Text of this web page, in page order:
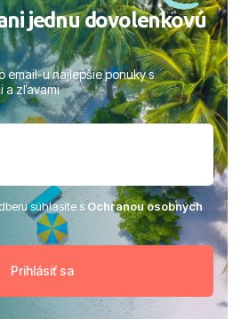
jednu dovolenkovú
email-u najlepšie ponuky s
a zľavami
súhlasíte sOchranou osobných